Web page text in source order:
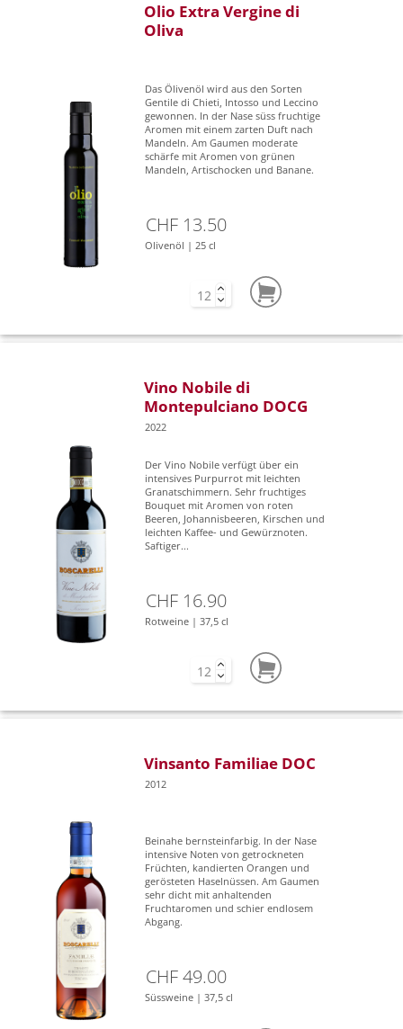
Olio Extra Vergine di
Oliva
Das Ölivenöl wird aus den Sorten
Gentile di Chieti, Intosso und Leccino
gewonnen. In der Nase süss fruchtige
Aromen mit einem zarten Duft nach
Mandeln. Am Gaumen moderate
schärfe mit Aromen von grünen
Mandeln, Artischocken und Banane.
CHF 13.50
Olivenöl | 25 cl
Vino Nobile di
Montepulciano DOCG
2022
Der Vino Nobile verfügt über ein
intensives Purpurrot mit leichten
Granatschimmern. Sehr fruchtiges
Bouquet mit Aromen von roten
Beeren, Johannisbeeren, Kirschen und
leichten Kaffee- und Gewürznoten.
Saftiger...
CHF 16.90
Rotweine | 37,5 cl
Vinsanto Familiae DOC
2012
Beinahe bernsteinfarbig. In der Nase
intensive Noten von getrockneten
Früchten, kandierten Orangen und
gerösteten Haselnüssen. Am Gaumen
sehr dicht mit anhaltenden
Fruchtaromen und schier endlosem
Abgang.
CHF 49.00
Süssweine | 37,5 cl